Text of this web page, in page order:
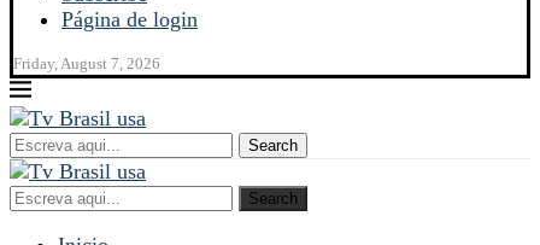
Página de login
Friday, August 7, 2026
Search
Search